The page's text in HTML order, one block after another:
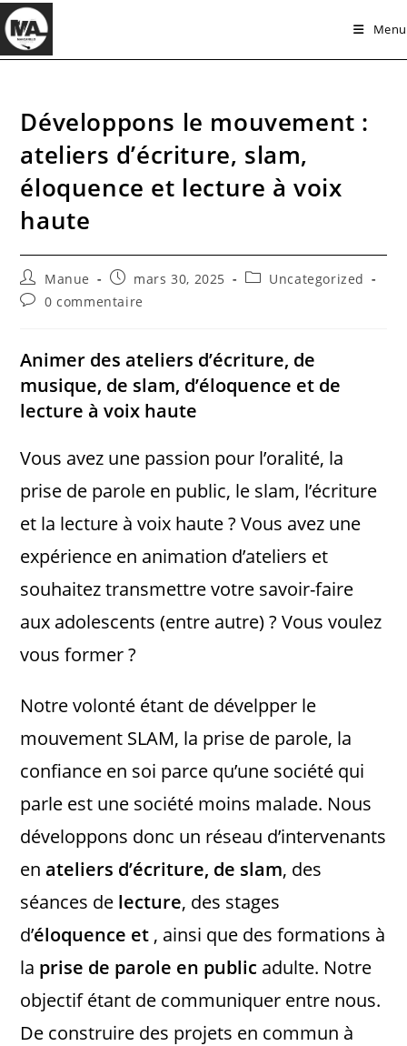
Skip
to
content
Menu
Développons le mouvement :
ateliers d’écriture, slam,
éloquence et lecture à voix
haute
Auteur/autrice
de
la
Manue
Publication
publiée :
mars 30, 2025
PostUncategorized
Commentaires
publication :
0 commentaire
Animer des ateliers d’écriture, de
musique, de slam, d’éloquence et de
lecture à voix haute
Vous avez une passion pour l’oralité, la
prise de parole en public, le slam, l’écriture
et la lecture à voix haute ? Vous avez une
expérience en animation d’ateliers et
souhaitez transmettre votre savoir-faire
aux adolescents (entre autre) ? Vous voulez
vous former ?
Notre volonté étant de dévelpper le
mouvement SLAM, la prise de parole, la
confiance en soi parce qu’une société qui
parle est une société moins malade. Nous
développons donc un réseau d’intervenants
enateliers d’écriture, de slam, des
séances de lecture, des stages
d’éloquence et , ainsi que des formations à
la prise de parole en public adulte. Notre
objectif étant de communiquer entre nous.
De construire des projets en commun à